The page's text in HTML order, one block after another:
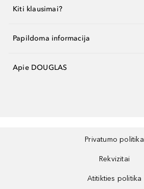
Kiti klausimai?
Papildoma informacija
Apie DOUGLAS
Privatumo politika
Rekvizitai
Atitikties politika